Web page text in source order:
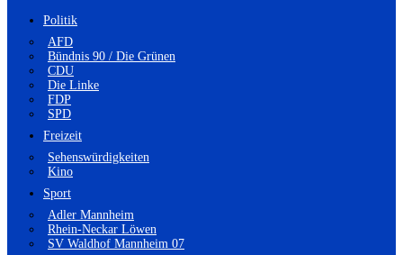
Politik
AFD
Bündnis 90 / Die Grünen
CDU
Die Linke
FDP
SPD
Freizeit
Sehenswürdigkeiten
Kino
Sport
Adler Mannheim
Rhein-Neckar Löwen
SV Waldhof Mannheim 07